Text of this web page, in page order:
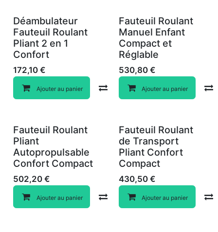
Déambulateur
Fauteuil Roulant
Pliant 2 en 1
Confort
172,10 €
Ajouter au panier Compare
Fauteuil Roulant
Manuel Enfant
Compact et
Réglable
530,80€
Ajouter au panier
Fauteuil Roulant
Pliant
Autopropulsable
Confort Compact
502,20 €
Ajouter au panier Compare
Fauteuil Roulant
de Transport
Pliant Confort
Compact
430,50€
Ajouter au panier